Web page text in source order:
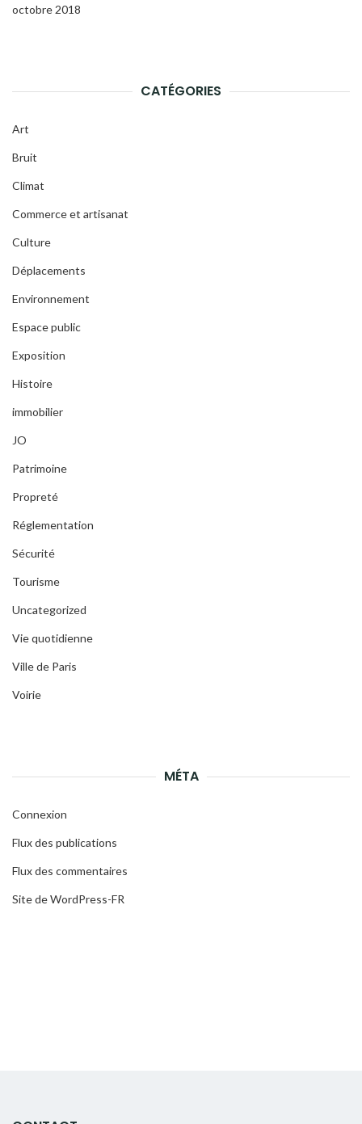
octobre 2018
CATÉGORIES
Art
Bruit
Climat
Commerce et artisanat
Culture
Déplacements
Environnement
Espace public
Exposition
Histoire
immobilier
JO
Patrimoine
Propreté
Réglementation
Sécurité
Tourisme
Uncategorized
Vie quotidienne
Ville de Paris
Voirie
MÉTA
Connexion
Flux des publications
Flux des commentaires
Site de WordPress-FR